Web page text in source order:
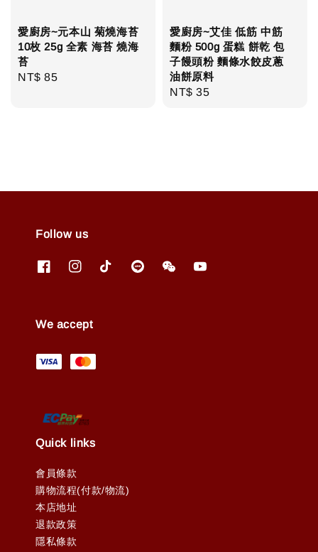
愛廚房~元本山 菊燒海苔
10枚 25g 全素 海苔 燒海
苔
Regular
NT$ 85
愛廚房~艾佳 低筋 中筋
麵粉 500g 蛋糕 餅乾 包
子饅頭粉 麵條水餃皮蔥
油餅原料
Regular
NT$ 35
Follow us
We accept
Quick links
會員條款
購物流程(付款/物流)
本店地址
退款政策
隱私條款